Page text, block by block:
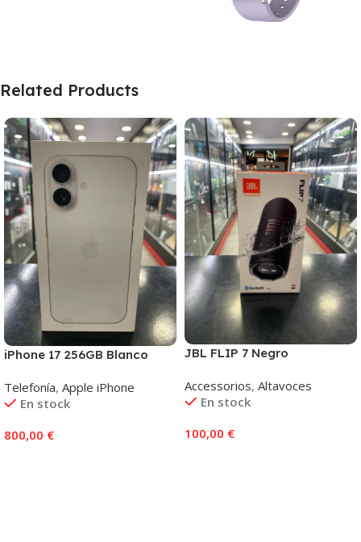
Related Products
iPhone 17 256GB Blanco
Telefonía, Apple iPhone
En stock
800,00 €
JBL FLIP 7 Negro
Accessorios, Altavoces
En stock
100,00 €